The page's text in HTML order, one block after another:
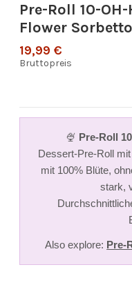
Pre-Roll 10-OH-
Flower Sorbetto
19,99 €
Bruttopreis
🍨 Pre-Roll
Dessert-Pre-Roll
mit 100% Blüte,
stark,
Also explore: Pre-